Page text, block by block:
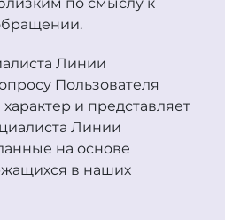
Линии
Пользователя
и представляет
Линии
на основе
в наших